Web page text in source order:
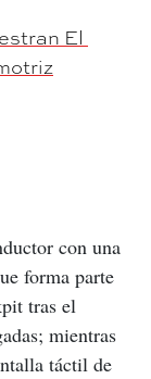
El
con una
forma parte
tras el
mientras
táctil de